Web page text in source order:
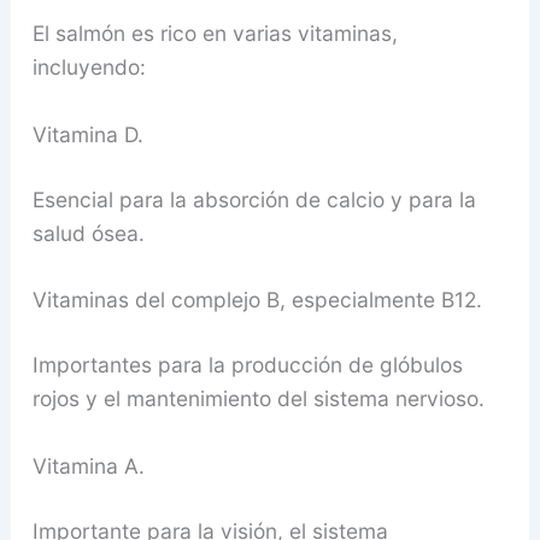
El salmón es rico en varias vitaminas,
incluyendo:
Vitamina D.
Esencial para la absorción de calcio y para la
salud ósea.
Vitaminas del complejo B, especialmente B12.
Importantes para la producción de glóbulos
rojos y el mantenimiento del sistema nervioso.
Vitamina A.
Importante para la visión, el sistema